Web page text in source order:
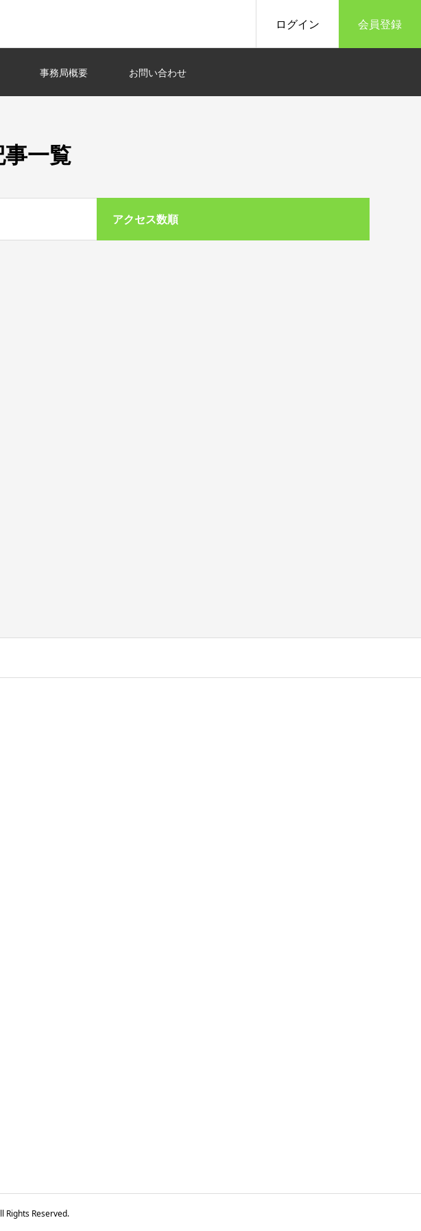
ログイン 会員登録
事務局概要 お問い合わせ
一覧
アクセス数順
Rights Reserved.